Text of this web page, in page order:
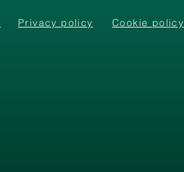
Privacy policy Cookie policy